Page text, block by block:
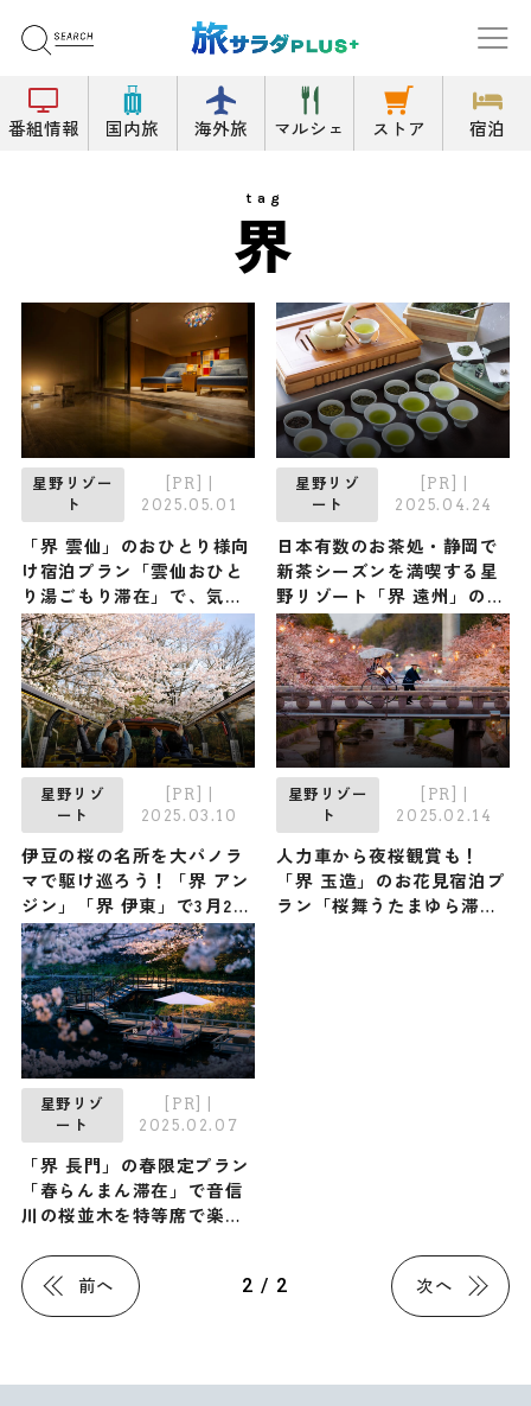
番組情報 国内旅 海外旅 マルシェ ストア 宿泊
tag
界
星野リゾー
ト
[PR]
2025.05.01
「界 雲仙」のおひとり様向
け宿泊プラン「雲仙おひと
り湯ごもり滞在」で、気ま
まに湯浴みを楽しむひとり
温泉旅
星野リゾ
ート
[PR]
2025.04.24
日本有数のお茶処・静岡で
新茶シーズンを満喫する星
野リゾート「界 遠州」の
「静岡 みるめ茶滞在」
星野リゾ
ート
[PR]
2025.03.10
伊豆の桜の名所を大パノラ
マで駆け巡ろう！「界 アン
ジン」「界 伊東」で3月23
日（日）から「桜オープン
バスツアー」開催
星野リゾー
ト
[PR]
2025.02.14
人力車から夜桜観賞も！
「界 玉造」のお花見宿泊プ
ラン「桜舞うたまゆら滞
星野リゾ
ート
[PR]
2025.02.07
「界 長門」の春限定プラン
「春らんまん滞在」で音信
川の桜並木を特等席で楽し
前へ 2 / 2 次へ